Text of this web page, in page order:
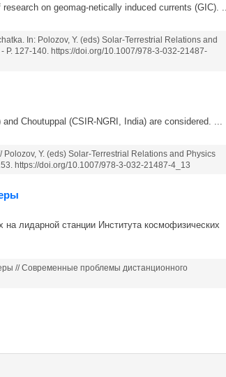
on geomag-netically induced currents (GIC). ...
In: Polozov, Y. (eds) Solar-Terrestrial Relations and
P. 127-140. https://doi.org/10.1007/978-3-032-21487-
Choutuppal (CSIR-NGRI, India) are considered. ...
Y. (eds) Solar-Terrestrial Relations and Physics
https://doi.org/10.1007/978-3-032-21487-4_13
лидарной станции Института космофизических
// Современные проблемы дистанционного